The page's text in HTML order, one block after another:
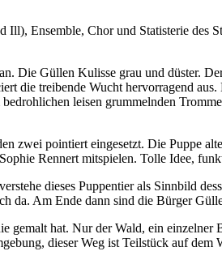
Ensemble, Chor und Statisterie des
Die Güllen Kulisse grau und düster.
die treibende Wucht hervorragend
leisen grummelnden
zwei pointiert eingesetzt. Die Puppe
Rennert mitspielen. Tolle Idee,
dieses Puppentier als Sinnbild
da. Am Ende dann sind die Bürger
gemalt hat. Nur der Wald, ein
dieser Weg ist Teilstück auf dem